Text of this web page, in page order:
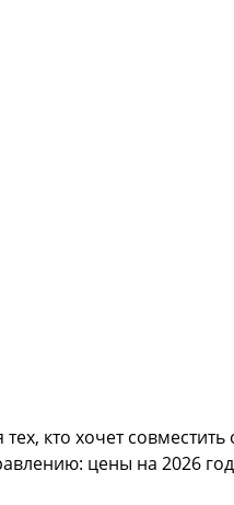
кто хочет совместить
цены на 2026